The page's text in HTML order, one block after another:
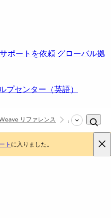
サポートを依頼 グローバル拠
プセンター（英語）
リファレンス Arrays
ト に入りました。